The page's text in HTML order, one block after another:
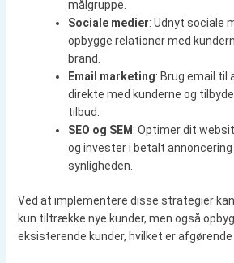
målgruppe.
Sociale medier: Udnyt sociale
opbygge relationer med
brand.
Email marketing: Brug email til
direkte med kunderne og
tilbud.
SEO og SEM : Optimer dit
og invester i betalt
synligheden.
Ved at implementere disse strategier
kun tiltrække nye kunder, men også
eksisterende kunder, hvilket er